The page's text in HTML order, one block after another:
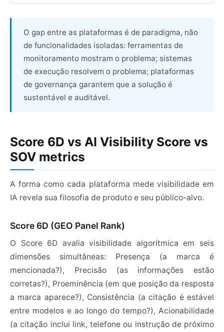
O gap entre as plataformas é de paradigma, não
de funcionalidades isoladas: ferramentas de
monitoramento mostram o problema; sistemas
de execução resolvem o problema; plataformas
de governança garantem que a solução é
sustentável e auditável.
Score 6D vs AI Visibility Score vs
SOV metrics
A forma como cada plataforma mede visibilidade em
IA revela sua filosofia de produto e seu público-alvo.
Score 6D (GEO Panel Rank)
O Score 6D avalia visibilidade algorítmica em seis
dimensões simultâneas: Presença (a marca é
mencionada?), Precisão (as informações estão
corretas?), Proeminência (em que posição da resposta
a marca aparece?), Consistência (a citação é estável
entre modelos e ao longo do tempo?), Acionabilidade
(a citação inclui link, telefone ou instrução de próximo